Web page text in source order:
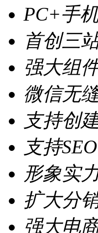
PC+手
首创三
强大组
微信无
支持创
支持
形象实
扩大分
强大电